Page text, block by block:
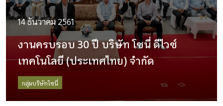
14 ธันวาคม 2561
งานครบรอบ 30 ปี บริษัท โซนี่ ดีไวซ์
เทคโนโลยี (ประเทศไทย) จำกัด
กลุ่มบริษัทโซนี่